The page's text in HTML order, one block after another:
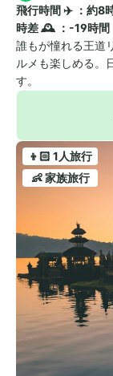
飛行時間 ✈️ ：約8
時差 🕰️ ：-19時間
誰もが憧れる王道
ルメも楽しめる。
す。
👶 家族旅行
👦🏻 1人旅行